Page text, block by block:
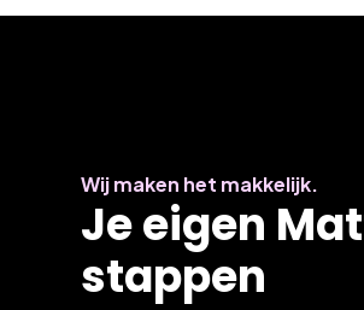
Wij maken het makkelijk.
Je eigen
stappen